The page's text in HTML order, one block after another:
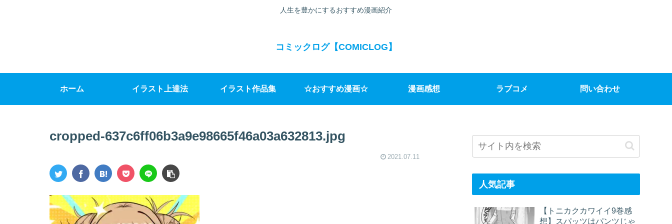
人生を豊かにするおすすめ漫画紹介
コミックログ【COMICLOG】
ホーム イラスト上達法 イラスト作品集 ☆おすすめ漫画☆ 漫画感想 ラブコメ 問い合わせ
cropped-637c6ff06b3a9e98665f46a03a632813.jpg
2021.07.11
人気記事
【トニカクカワイイ9巻感
想】スパッツはパンツじゃ